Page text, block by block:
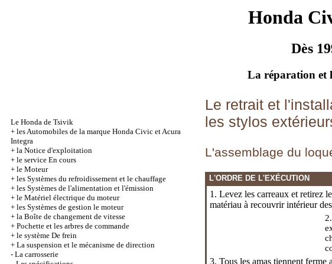
Honda
Dès
La réparation et
Le Honda de Tsivik
+ les Automobiles de la marque Honda Civic et Acura
Integra
+ la Notice d'exploitation
+ le service En cours
+ le Moteur
+ les Systèmes du refroidissement et le chauffage
+ les Systèmes de l'alimentation et l'émission
+ le Matériel électrique du moteur
+ les Systèmes de gestion le moteur
+ la Boîte de changement de vitesse
+ Pochette et les arbres de commande
+ le système De frein
+ La suspension et le mécanisme de direction
- La carrosserie
Le retrait et
les stylos
L'assemblage du
L'ORDRE DE L'EXÉCUTION
1. Levez les carreaux et retirez
matériau à recouvrir intérieur
3. Tous les amas tiennent